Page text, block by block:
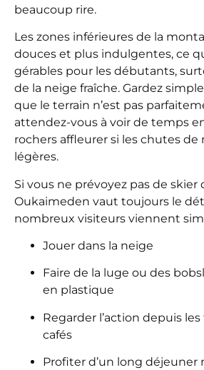
beaucoup rire.
Les zones inférieures de la
douces et plus indulgentes, ce
gérables pour les débutants,
de la neige fraîche. Gardez
que le terrain n’est pas
attendez-vous à voir de temps
rochers affleurer si les chutes
légères.
Si vous ne prévoyez pas de skier
Oukaimeden vaut toujours le
nombreux visiteurs viennent
Jouer dans la neige
Faire de la luge ou des
en plastique
Regarder l’action depuis les
cafés
Profiter d’un long